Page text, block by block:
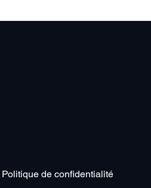
Politique de confidentialité